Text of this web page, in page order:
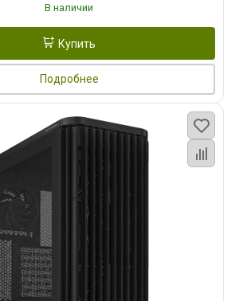
В наличии
Купить
Подробнее